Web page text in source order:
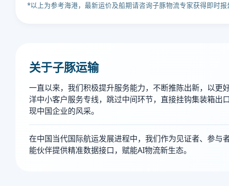
*以上为参考海港，最新运价及船期请咨询子豚物流专家获得即时报
关于子豚运输
一直以来，我们积极提升服务能力，不断推陈出新，以
洋中小客户服务专线，跳过中间环节，直接挂钩集装箱
现中国企业的风采。
在中国当代国际航运发展进程中，我们作为见证者、参
能伙伴提供精准数据接口，赋能AI物流新生态。